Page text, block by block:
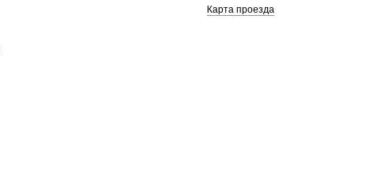
Карта проезда